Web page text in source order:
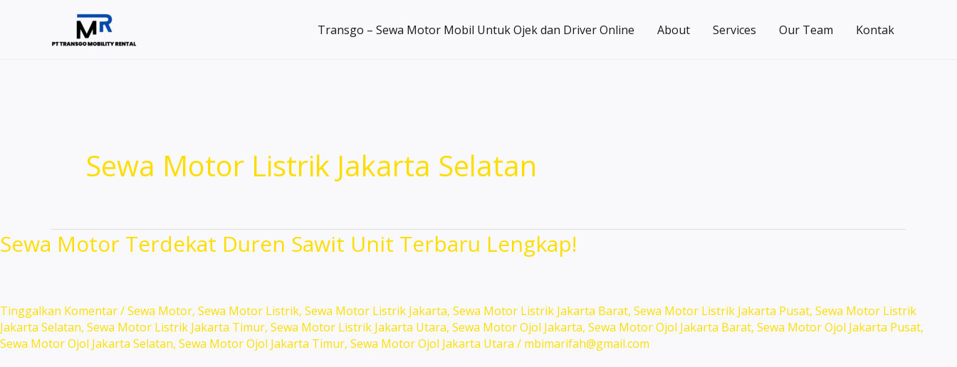
Transgo – Sewa Motor Mobil Untuk Ojek dan Driver Online About Services Our Team Kontak
Sewa Motor Listrik Jakarta Selatan
Sewa Motor Terdekat Duren Sawit Unit Terbaru Lengkap!
Tinggalkan Komentar/Sewa Motor, Sewa Motor Listrik, Sewa Motor Listrik Jakarta, Sewa Motor Listrik Jakarta Barat, Sewa Motor Listrik Jakarta Pusat, Sewa Motor Listrik
Jakarta Selatan, Sewa Motor Listrik Jakarta Timur, Sewa Motor Listrik Jakarta Utara, Sewa Motor Ojol Jakarta, Sewa Motor Ojol Jakarta Barat, Sewa Motor Ojol Jakarta Pusat,
Sewa Motor Ojol Jakarta Selatan, Sewa Motor Ojol Jakarta Timur, Sewa Motor Ojol Jakarta Utara / mbimarifah@gmail.com